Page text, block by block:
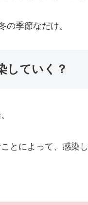
季節なだけ。
していく？
とによって、感染し